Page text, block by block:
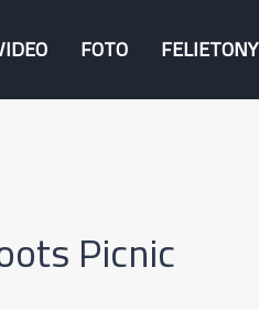
FOTO FELIETONY
Picnic